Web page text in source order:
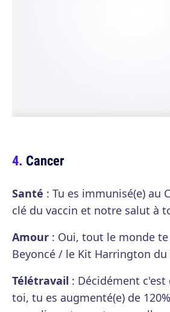
Cancer
Santé : Tu es immunisé(e) au
clé du vaccin et notre salut à
Amour : Oui, tout le monde
Beyoncé / le Kit Harrington du
Télétravail : Décidément
toi, tu es augmenté(e) de